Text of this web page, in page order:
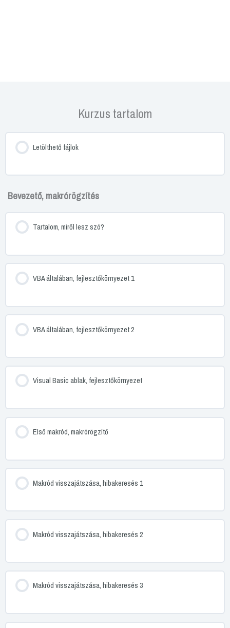
Kurzus tartalom
Letölthető fájlok
Bevezető, makrórögzítés
Tartalom, miről lesz szó?
VBA általában, fejlesztőkörnyezet 1
VBA általában, fejlesztőkörnyezet 2
Visual Basic ablak, fejlesztőkörnyezet
Első makród, makrórögzítő
Makród visszajátszása, hibakeresés 1
Makród visszajátszása, hibakeresés 2
Makród visszajátszása, hibakeresés 3